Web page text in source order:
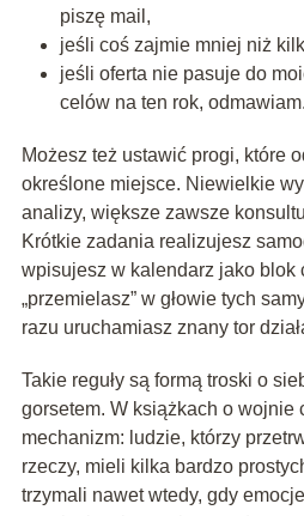
piszę mail,
jeśli coś zajmie mniej niż
jeśli oferta nie pasuje do
celów na ten rok, odmawiam.
Możesz też ustawić progi, które
określone miejsce. Niewielkie
analizy, większe zawsze
Krótkie zadania realizujesz
wpisujesz w kalendarz jako blok
„przemielasz” w głowie tych
razu uruchamiasz znany tor
Takie reguły są formą troski o
gorsetem. W książkach o wojnie
mechanizm: ludzie, którzy
rzeczy, mieli kilka bardzo
trzymali nawet wtedy, gdy